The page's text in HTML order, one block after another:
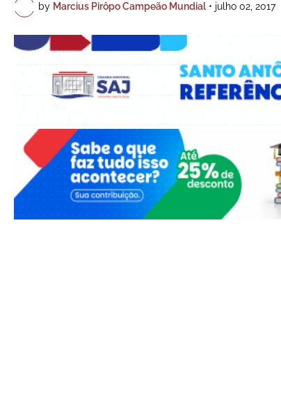
by Marcius Pirôpo Campeão Mundial • julho 02, 2017